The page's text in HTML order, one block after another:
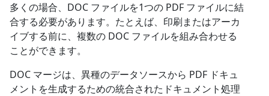
多くの場合、DOC ファイルを1つの PDF ファイルに結
合する必要があります。たとえば、印刷またはアーカ
イブする前に、複数の DOC ファイルを組み合わせる
ことができます。
DOC マージは、異種のデータソースから PDF ドキュ
メントを生成するための統合されたドキュメント処理